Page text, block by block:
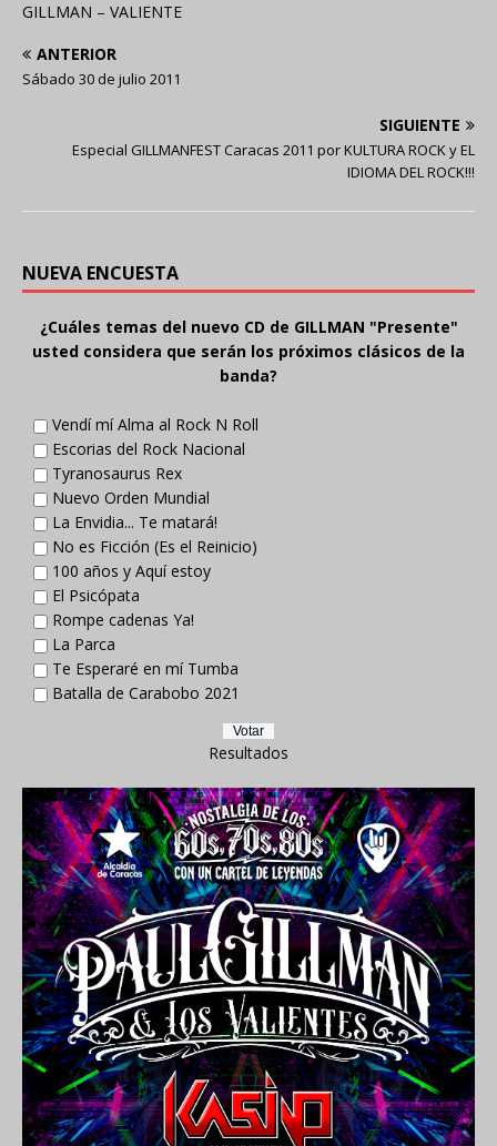
GILLMAN – VALIENTE
ANTERIOR
Sábado 30 de julio 2011
SIGUIENTE
Especial GILLMANFEST Caracas 2011 por KULTURA ROCK y EL
IDIOMA DEL ROCK!!!
NUEVA ENCUESTA
¿Cuáles temas del nuevo CD de GILLMAN "Presente"
usted considera que serán los próximos clásicos de la
banda?
Vendí mí Alma al Rock N Roll
Escorias del Rock Nacional
Tyranosaurus Rex
Nuevo Orden Mundial
La Envidia... Te matará!
No es Ficción (Es el Reinicio)
100 años y Aquí estoy
El Psicópata
Rompe cadenas Ya!
La Parca
Te Esperaré en mí Tumba
Batalla de Carabobo 2021
Resultados